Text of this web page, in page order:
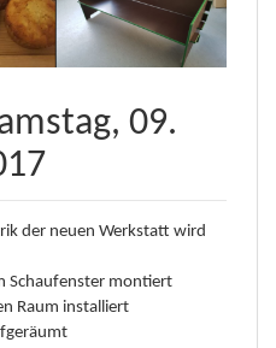
09.
der neuen Werkstatt wird
Schaufenster montiert
Raum installiert